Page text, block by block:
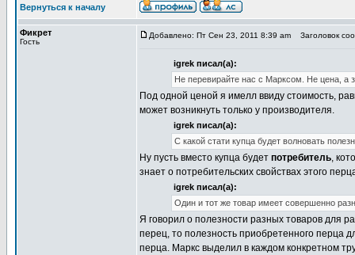
Вернуться к началу
Фикрет
Гость
Добавлено: Пт Сен 23, 2011 8:39 am Заголовок
igrek писал(а):
Не перевирайте нас с Марксом. Не цена, а
Под одной ценой я имелл ввиду стоимость,
может возникнуть только у производителя.
igrek писал(а):
С какой стати купца будет волновать
Ну пусть вместо купца будет потребитель,
знает о потребительских свойствах этого
igrek писал(а):
Один и тот же товар имеет совершенно
Я говорил о полезности разных товаров для
перец, то полезность приобретенного перца
перца. Маркс выделил в каждом конкретном